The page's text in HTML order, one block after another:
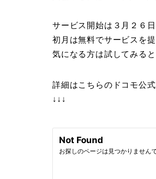
サービス開始は３月２６日
初月は無料でサービスを
気になる方は試してみると
詳細はこちらのドコモ公
↓↓↓